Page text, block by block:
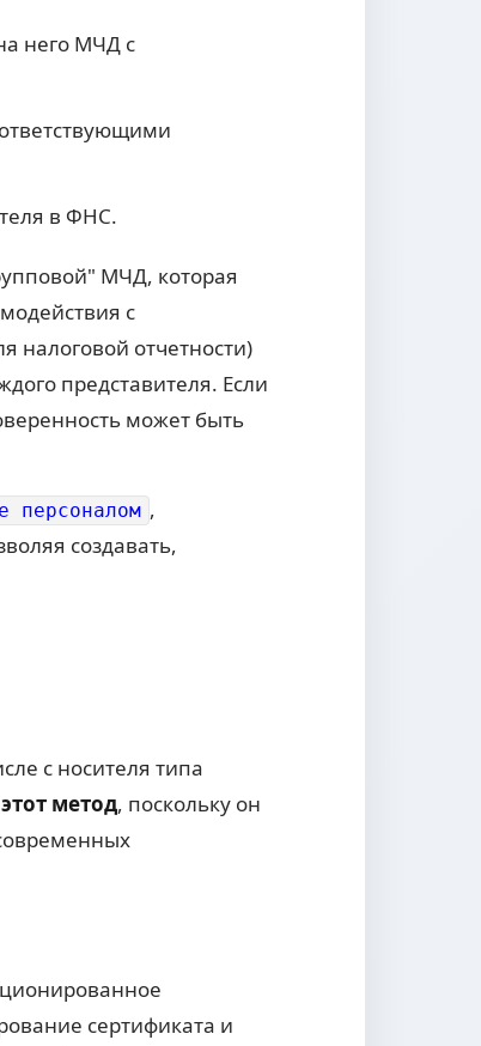
него МЧД с
в ФНС.
МЧД, которая
с
налоговой отчетности)
представителя. Если
может быть
персоналом ,
создавать,
с носителя типа
метод, поскольку он
сертификата и